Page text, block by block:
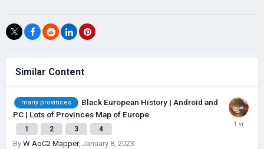
Similar Content
many provinces
Black European History | Android and
PC | Lots of Provinces Map of Europe
1 2 3 4
By W AoC2 Mapper, January 8, 2023